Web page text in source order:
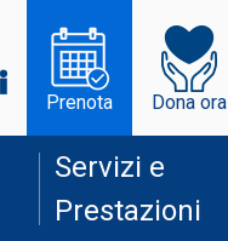
Prenota Dona ora
Servizi e
Prestazioni